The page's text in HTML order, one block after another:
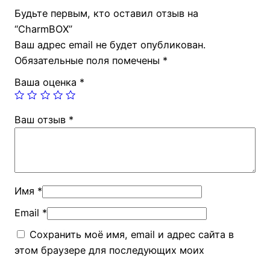
Будьте первым, кто оставил отзыв на
“CharmBOX”
Ваш адрес email не будет опубликован.
Обязательные поля помечены *
Ваша оценка *
Ваш отзыв *
Имя *
Email *
Сохранить моё имя, email и адрес сайта в
этом браузере для последующих моих